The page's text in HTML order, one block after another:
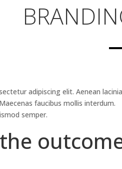
adipiscing elit. Aenean lacinia
faucibus mollis interdum.
semper.